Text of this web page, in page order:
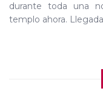
durante toda una
templo ahora.